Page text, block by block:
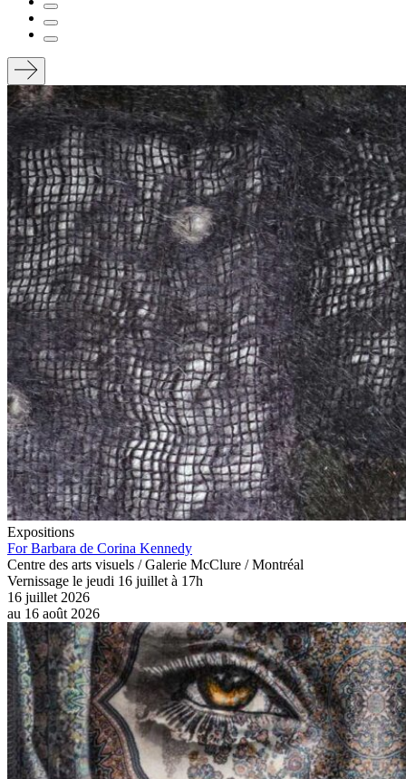
Expositions
For Barbara de Corina Kennedy
Centre des arts visuels / Galerie McClure / Montréal
Vernissage le jeudi 16 juillet à 17h
16 juillet 2026
au 16 août 2026